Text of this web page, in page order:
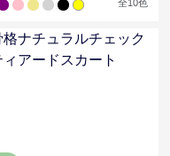
全10色